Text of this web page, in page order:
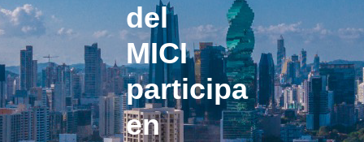
del
MICI
participa
en